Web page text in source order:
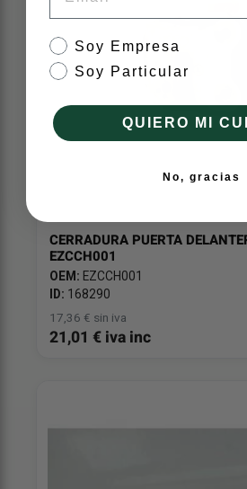
CERRADURA PUERTA
EZCCH001
OEM: EZCCH001
ID: 168290
17,36 € sin iva
21,01 € iva inc
tipo de cliente
Soy Empresa
Soy Particular
QUIERO MI
No, gracias